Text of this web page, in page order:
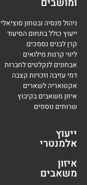
ניהול פנסיה ובטחון סוציאלי
ייעוץ כולל בתחום הסיעוד
קרן לבנים נסמכים
ליווי קרנות מילואים
אבחונים לנקלטים לחברות
דמי עזיבה וזכויות קצבה
אקטואריה לשארים
איזון משאבים בקיבוץ
שרותים נוספים
ייעוץ
אלמנטרי
איזון
משאבים